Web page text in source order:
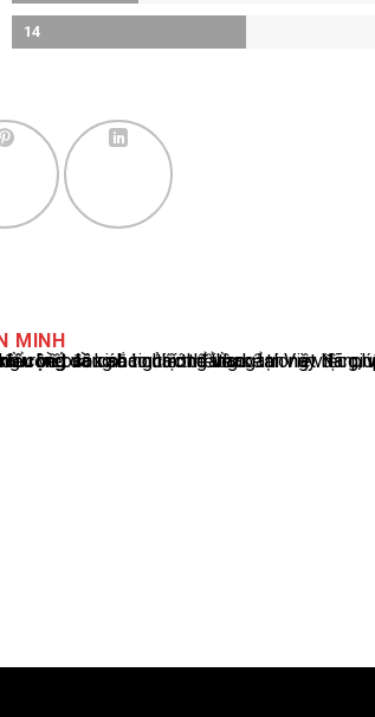
14
MINH
báo cáo về các sự kiện thể thao hàng đầu. Sự hiểu biết sâu sắc của ông về ngành này đã giúp ông xây dựng uy tín và danh tiếng trong cộng đồng báo chí thể thao.